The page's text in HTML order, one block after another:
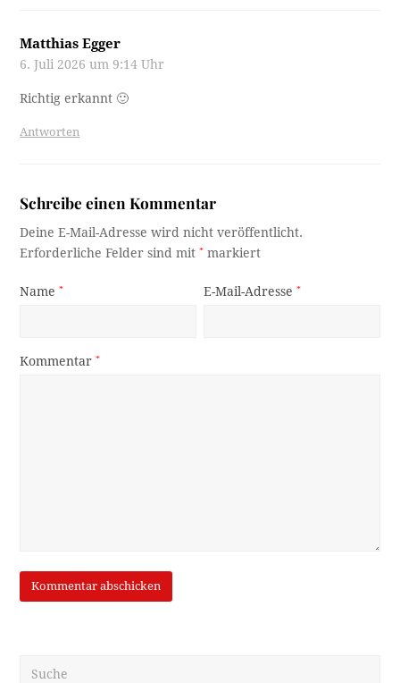
Matthias Egger
6. Juli 2026 um 9:14 Uhr
Richtig erkannt 🙂
Antworten
Schreibe einen Kommentar
Deine E-Mail-Adresse wird nicht veröffentlicht.
Erforderliche Felder sind mit* markiert
Name* E-Mail-Adresse*
Kommentar*